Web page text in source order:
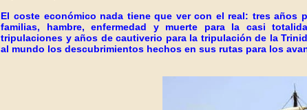
El coste económico nada tiene que ver con el real: tres
familias, hambre, enfermedad y muerte para la casi
tripulaciones y años de cautiverio para la tripulación de la
al mundo los descubrimientos hechos en sus rutas para los